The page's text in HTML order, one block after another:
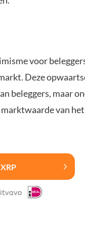
voor
Deze
beleggers, maar
van